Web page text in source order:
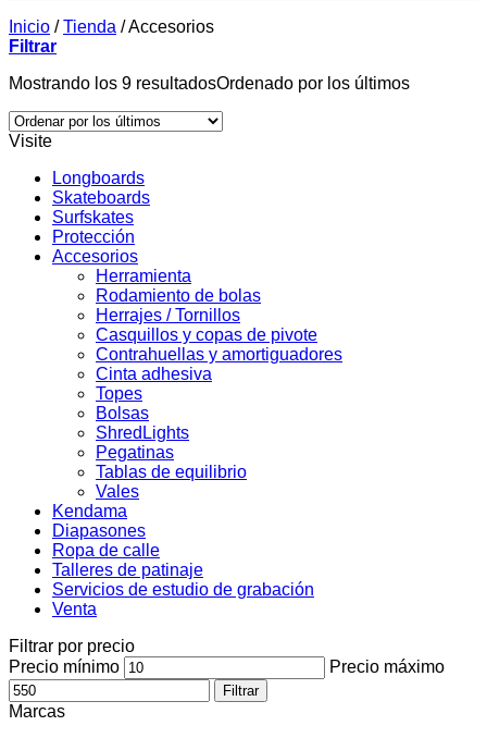
Inicio / Tienda /Accesorios
Filtrar
Mostrando los 9 resultadosOrdenado por los últimos
Visite
Longboards
Skateboards
Surfskates
Protección
Accesorios
Herramienta
Rodamiento de bolas
Herrajes / Tornillos
Casquillos y copas de pivote
Contrahuellas y amortiguadores
Cinta adhesiva
Topes
Bolsas
ShredLights
Pegatinas
Tablas de equilibrio
Vales
Kendama
Diapasones
Ropa de calle
Talleres de patinaje
Servicios de estudio de grabación
Venta
Filtrar por precio
Precio mínimo
Precio máximo
Filtrar
Marcas